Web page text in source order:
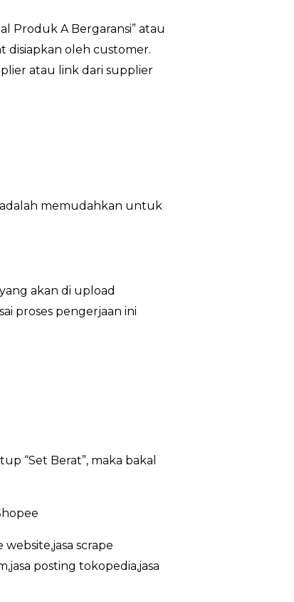
Produk A Bergaransi” atau
disiapkan oleh customer.
atau link dari supplier
memudahkan untuk
akan di upload
proses pengerjaan ini
“Set Berat”, maka bakal
website,jasa scrape
posting tokopedia,jasa